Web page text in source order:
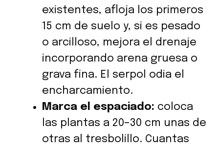
existentes, afloja los primeros
15 cm de suelo y, si es pesado
o arcilloso, mejora el drenaje
incorporando arena gruesa o
grava fina. El serpol odia el
encharcamiento.
Marca el espaciado: coloca
las plantas a 20–30 cm unas de
otras al tresbolillo. Cuantas